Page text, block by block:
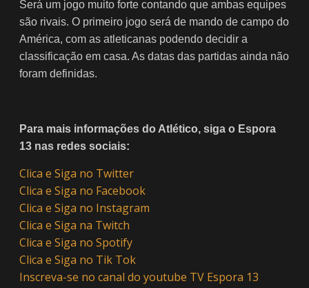
Será um jogo muito forte contando que ambas equipes
são rivais. O primeiro jogo será de mando de campo do
América, com as atleticanas podendo decidir a
classificação em casa. As datas das partidas ainda não
foram definidas.
Para mais informações do Atlético, siga o Espora
13 nas redes sociais:
Clica e Siga no Twitter
Clica e Siga no Facebook
Clica e Siga no Instagram
Clica e Siga na Twitch
Clica e Siga no Spotify
Clica e Siga no Tik Tok
Inscreva-se no canal do youtube TV Espora 13